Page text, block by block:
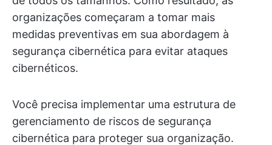
organizações começaram a tomar mais
medidas preventivas em sua abordagem à
segurança cibernética para evitar ataques
cibernéticos.
Você precisa implementar uma estrutura de
gerenciamento de riscos de segurança
cibernética para proteger sua organização.